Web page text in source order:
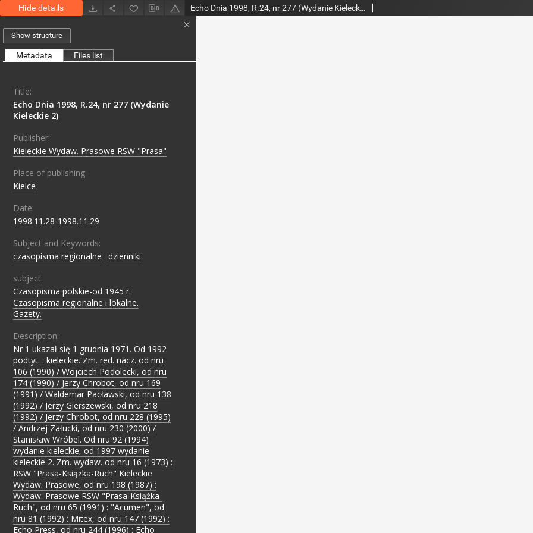
Hide details Echo Dnia 1998, R.24, nr 277 (Wydanie Kieleckie 2)
Show structure
Metadata Files list
Title:
Echo Dnia 1998, R.24, nr 277 (Wydanie
Kieleckie 2)
Publisher:
Kieleckie Wydaw. Prasowe RSW "Prasa"
Place of publishing:
Kielce
Date:
1998.11.28-1998.11.29
Subject and Keywords:
czasopisma regionalne
dzienniki
subject:
Czasopisma polskie-od 1945 r.
Czasopisma regionalne i lokalne.
Gazety.
Description:
Nr 1 ukazał się 1 grudnia 1971. Od 1992
podtyt. : kieleckie. Zm. red. nacz. od nru
106 (1990) / Wojciech Podolecki, od nru
174 (1990) / Jerzy Chrobot, od nru 169
(1991) / Waldemar Pacławski, od nru 138
(1992) / Jerzy Gierszewski, od nru 218
(1992) / Jerzy Chrobot, od nru 228 (1995)
/ Andrzej Załucki, od nru 230 (2000) /
Stanisław Wróbel. Od nru 92 (1994)
wydanie kieleckie, od 1997 wydanie
kieleckie 2. Zm. wydaw. od nru 16 (1973) :
RSW "Prasa-Książka-Ruch" Kieleckie
Wydaw. Prasowe, od nru 198 (1987) :
Wydaw. Prasowe RSW "Prasa-Książka-
Ruch", od nru 65 (1991) : "Acumen", od
nru 81 (1992) : Mitex, od nru 147 (1992) :
Echo Press, od nru 244 (1996) : Echo